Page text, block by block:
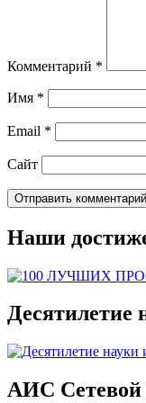
Комментарий *
Имя *
Email *
Сайт
Наши
Десятилетие
АИС Сетевой